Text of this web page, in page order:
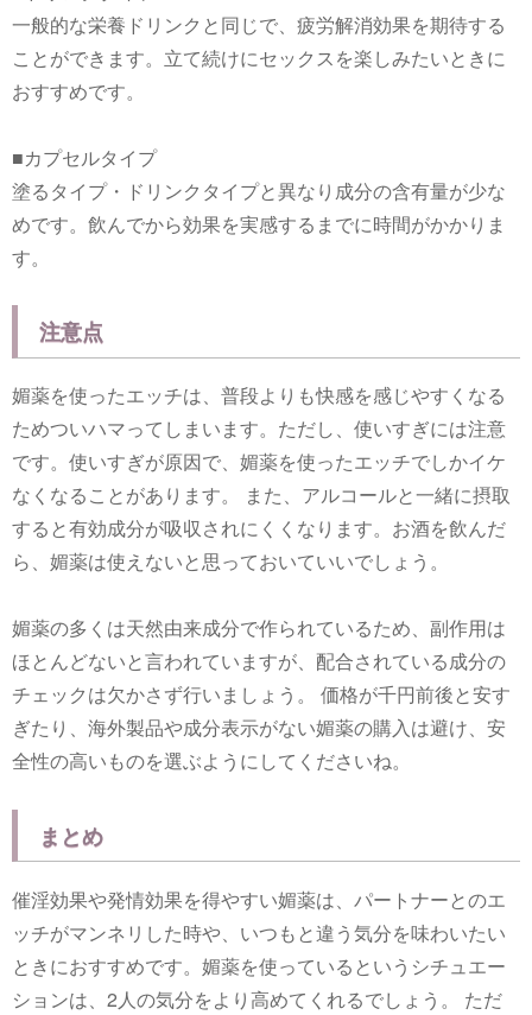
一般的な栄養ドリンクと同じで、疲労解消効果を期待する
ことができます。立て続けにセックスを楽しみたいときに
おすすめです。
■カプセルタイプ
塗るタイプ・ドリンクタイプと異なり成分の含有量が少な
めです。飲んでから効果を実感するまでに時間がかかりま
す。
注意点
媚薬を使ったエッチは、普段よりも快感を感じやすくなる
ためついハマってしまいます。ただし、使いすぎには注意
です。使いすぎが原因で、媚薬を使ったエッチでしかイケ
なくなることがあります。 また、アルコールと一緒に摂取
すると有効成分が吸収されにくくなります。お酒を飲んだ
ら、媚薬は使えないと思っておいていいでしょう。
媚薬の多くは天然由来成分で作られているため、副作用は
ほとんどないと言われていますが、配合されている成分の
チェックは欠かさず行いましょう。 価格が千円前後と安す
ぎたり、海外製品や成分表示がない媚薬の購入は避け、安
全性の高いものを選ぶようにしてくださいね。
まとめ
催淫効果や発情効果を得やすい媚薬は、パートナーとのエ
ッチがマンネリした時や、いつもと違う気分を味わいたい
ときにおすすめです。媚薬を使っているというシチュエー
ションは、2人の気分をより高めてくれるでしょう。 ただ